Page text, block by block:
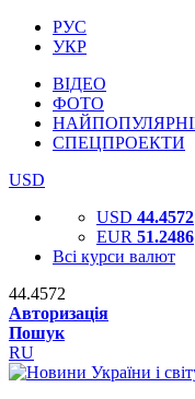
РУС
УКР
ВІДЕО
ФОТО
СПЕЦПРОЕКТИ
USD
USD 44.4572
EUR 51.2486
Всі курси валют
44.4572
Авторизація
Пошук
RU